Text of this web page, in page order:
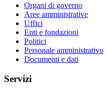
Organi di governo
Aree amministrative
Uffici
Enti e fondazioni
Politici
Personale amministrativo
Documenti e dati
Servizi